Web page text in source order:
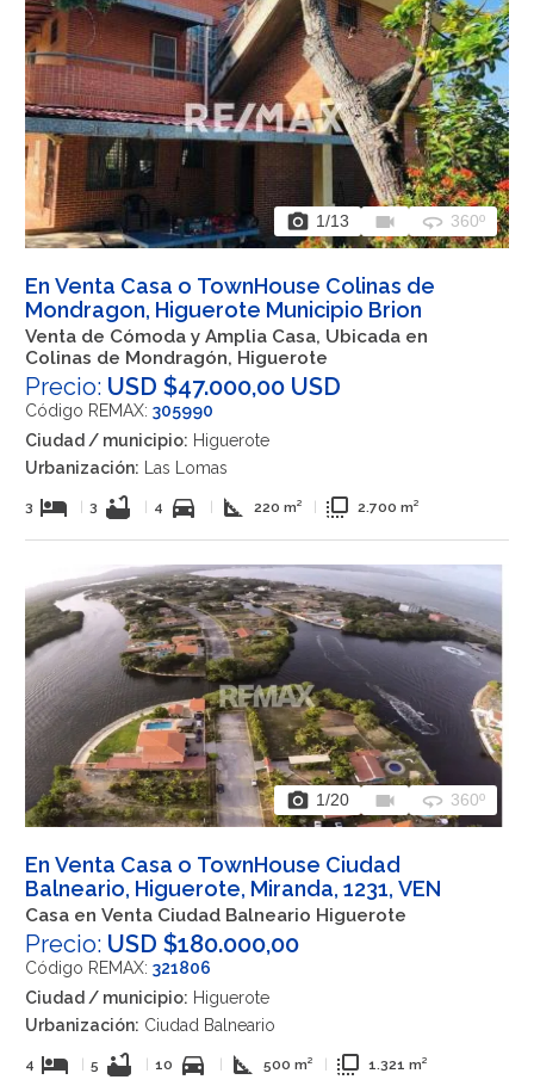
photo_camera 1/13 videocam 360 360º
En Venta Casa o TownHouse Colinas de
Mondragon, Higuerote Municipio Brion
Venta de Cómoda y Amplia Casa, Ubicada en
Colinas de Mondragón, Higuerote
Precio: USD $47.000,00 USD
Código REMAX: 305990
Ciudad / municipio: Higuerote
Urbanización: Las Lomas
3 hotel 3 bathtub 4 directions_car square_foot 220 m² flip_to_front 2.700 m²
photo_camera 1/20 videocam 360 360º
En Venta Casa o TownHouse Ciudad
Balneario, Higuerote, Miranda, 1231, VEN
Casa en Venta Ciudad Balneario Higuerote
Precio: USD $180.000,00
Código REMAX: 321806
Ciudad / municipio: Higuerote
Urbanización: Ciudad Balneario
4 hotel 5 bathtub 10 directions_car square_foot 500 m² flip_to_front 1.321 m²